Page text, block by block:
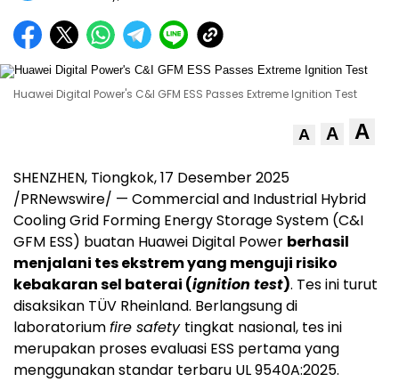
Huawei Digital Power's C&I GFM ESS Passes Extreme Ignition Test
A A A
SHENZHEN, Tiongkok,17 Desember 2025
/PRNewswire/ — Commercial and Industrial Hybrid
Cooling Grid Forming Energy Storage System (C&I
GFM ESS) buatan Huawei Digital Power berhasil
menjalani tes ekstrem yang menguji risiko
kebakaran sel baterai (ignition test). Tes ini turut
disaksikan TÜV Rheinland. Berlangsung di
laboratoriumfire safety tingkat nasional, tes ini
merupakan proses evaluasi ESS pertama yang
menggunakan standar terbaru UL 9540A:2025.